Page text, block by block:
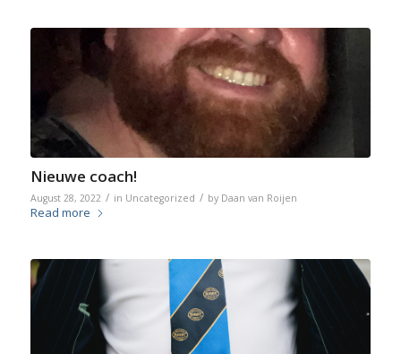
Nieuwe coach!
August 28, 2022 / in Uncategorized / by Daan van Roijen
Read more